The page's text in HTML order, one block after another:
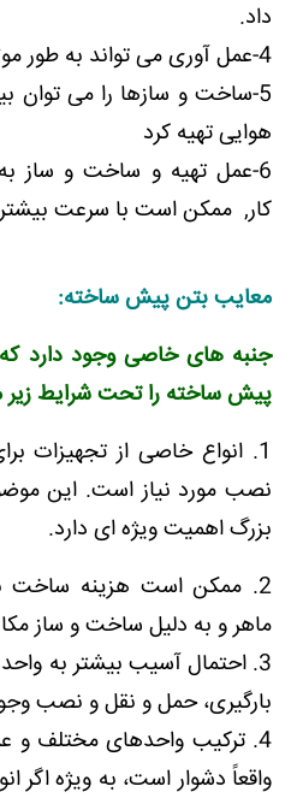
داد.
4-عمل آوری می تواند به طور موثرتر و اقتصادی انجام شود.
5-ساخت و سازها را می
هوایی تهیه کرد
6-عمل تهیه و ساخت و ساز
کار, ممکن است با سرعت
معایب بتن پیش ساخته:
جنبه های خاصی وجود دارد که
پیش ساخته را تحت شرایط زیر
1. انواع خاصی از تجهیزات
نصب مورد نیاز است. این
بزرگ اهمیت ویژه ای دارد.
2. ممکن است هزینه ساخت
ماهر و به دلیل ساخت و ساز
3. احتمال آسیب بیشتر به
بارگیری، حمل و نقل و نصب
4. ترکیب واحدهای مختلف و
واقعاً دشوار است، به ویژه اگر